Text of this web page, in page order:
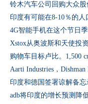
铃木汽车公司回购大众股
印度有可能在8-10％的人
4G智能手机在这个节日
Xstox从奥波斯和天使投
购物车目标卢比。1,500
印度和德国签署谅解备忘
adb将印度的增长预测降